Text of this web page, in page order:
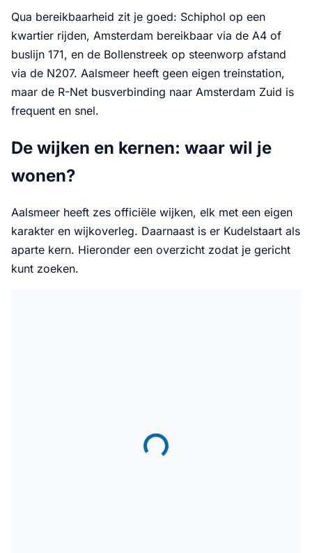
Qua bereikbaarheid zit je goed: Schiphol op een
kwartier rijden, Amsterdam bereikbaar via de A4 of
buslijn 171, en de Bollenstreek op steenworp afstand
via de N207. Aalsmeer heeft geen eigen treinstation,
maar de R-Net busverbinding naar Amsterdam Zuid is
frequent en snel.
De wijken en kernen: waar wil je
wonen?
Aalsmeer heeft zes officiële wijken, elk met een eigen
karakter en wijkoverleg. Daarnaast is er Kudelstaart als
aparte kern. Hieronder een overzicht zodat je gericht
kunt zoeken.